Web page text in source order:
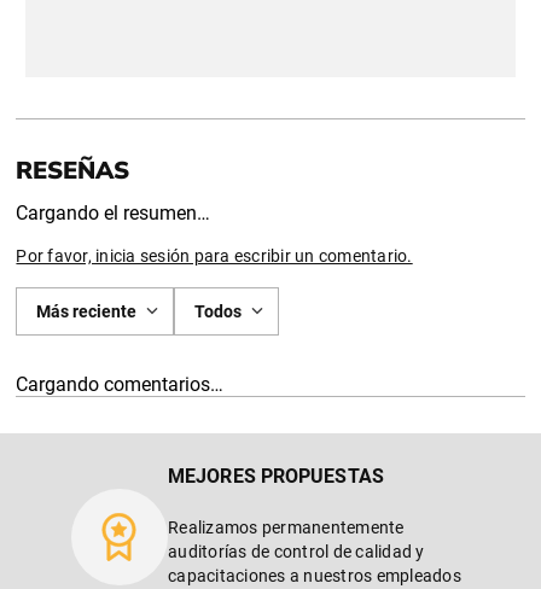
Cargando el resumen…
Por favor, inicia sesión para escribir un comentario.
Más reciente Todos
Cargando comentarios…
MEJORES PROPUESTAS
Realizamos permanentemente
auditorías de control de calidad y
capacitaciones a nuestros empleados